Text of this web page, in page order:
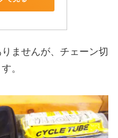
ませんが、チェーン切
。